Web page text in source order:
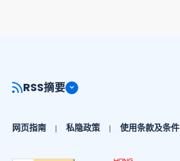
RSS摘要
网页指南 私隐政策 使用条款及条件